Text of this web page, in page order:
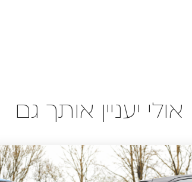
אולי יעניין אותך גם